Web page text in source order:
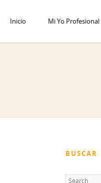
Inicio Mi Yo Profesional
BUSCAR